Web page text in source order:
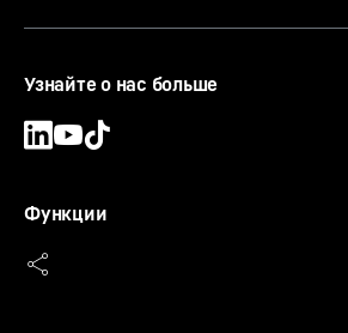
Узнайте о нас больше
Функции